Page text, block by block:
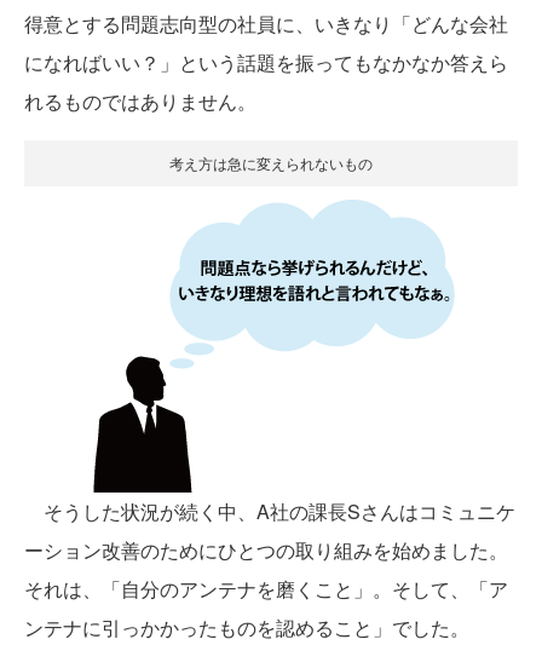
得意とする問題志向型の社員に、いきなり「どんな会社
になればいい？」という話題を振ってもなかなか答えら
れるものではありません。
考え方は急に変えられないもの
そうした状況が続く中、A社の課長Sさんはコミュニケ
ーション改善のためにひとつの取り組みを始めました。
それは、「自分のアンテナを磨くこと」。そして、「ア
ンテナに引っかかったものを認めること」でした。